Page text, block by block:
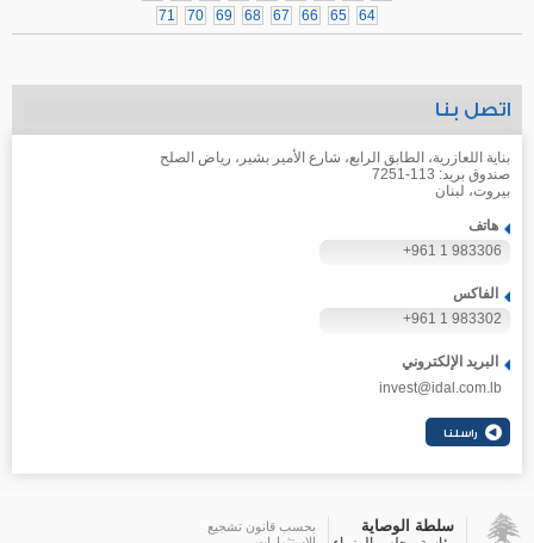
64
65
66
67
68
69
70
71
اتصل بنا
بناية اللعازرية، الطابق الرابع، شارع الأمير بشير، رياض الصلح
صندوق بريد: 113-7251
بيروت، لبنان
هاتف
+961 1 983306
الفاكس
+961 1 983302
البريد الإلكتروني
invest@idal.com.lb
سلطة الوصاية
بحسب قانون تشجيع